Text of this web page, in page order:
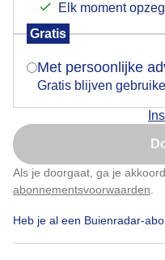
Elk moment
Gratis
Met persoonlijke
Gratis blijven
Als je doorgaat, ga je
abonnementsvoorwaarden
Heb je al een Buienradar-
Populaire categorieën
Lente
Zomer
Over Buienradar
Is goed,
Nu niet,
Klik hierom